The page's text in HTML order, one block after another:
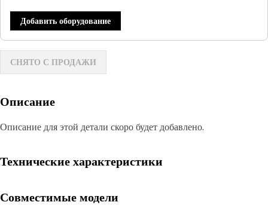
Добавить оборудование
СНЯТО С ПРОДАЖИ
Описание
Описание для этой детали скоро будет добавлено.
Технические характеристики
Совместимые модели